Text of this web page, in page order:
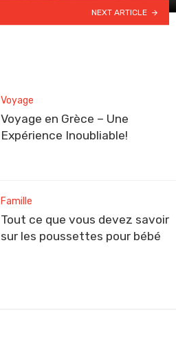
NEXT ARTICLE
Voyage
Voyage en Grèce – Une
Expérience Inoubliable!
Famille
Tout ce que vous devez savoir
sur les poussettes pour bébé